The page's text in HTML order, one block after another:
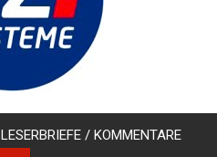
LESERBRIEFE / KOMMENTARE